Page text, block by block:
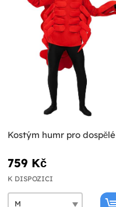
Kostým humr pro dospělé
759 Kč
K DISPOZICI